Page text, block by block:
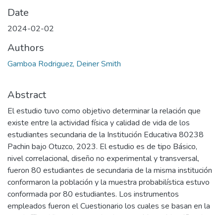
Date
2024-02-02
Authors
Gamboa Rodriguez, Deiner Smith
Abstract
El estudio tuvo como objetivo determinar la relación que
existe entre la actividad física y calidad de vida de los
estudiantes secundaria de la Institución Educativa 80238
Pachin bajo Otuzco, 2023. El estudio es de tipo Básico,
nivel correlacional, diseño no experimental y transversal,
fueron 80 estudiantes de secundaria de la misma institución
conformaron la población y la muestra probabilística estuvo
conformada por 80 estudiantes. Los instrumentos
empleados fueron el Cuestionario los cuales se basan en la